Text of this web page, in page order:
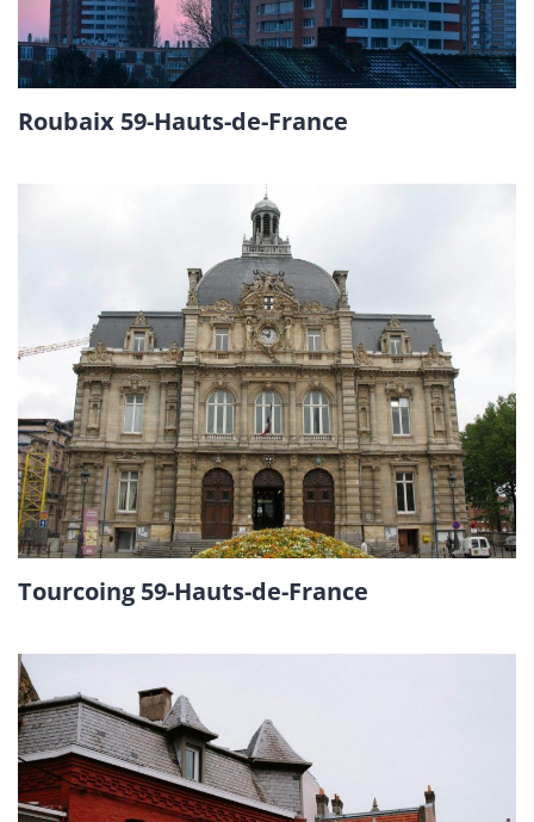
Roubaix 59-Hauts-de-France
Tourcoing 59-Hauts-de-France